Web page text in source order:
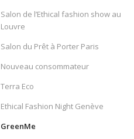
Salon de l’Ethical fashion show au
Louvre
Salon du Prêt à Porter Paris
Nouveau consommateur
Terra Eco
Ethical Fashion Night Genève
GreenMe